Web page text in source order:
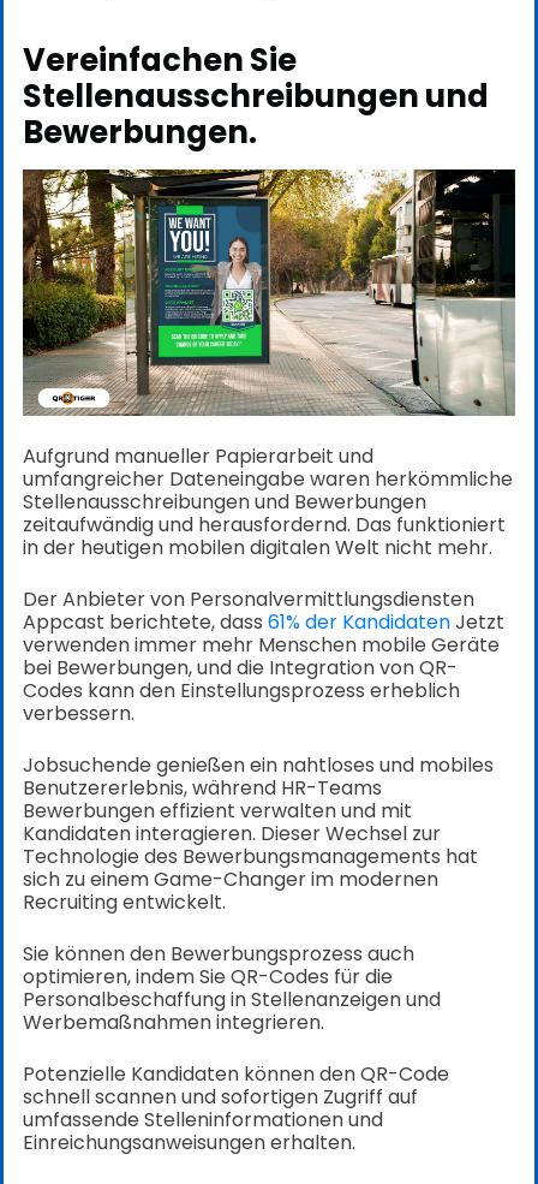
Vereinfachen Sie
Stellenausschreibungen und
Bewerbungen.
Aufgrund manueller Papierarbeit und
umfangreicher Dateneingabe waren herkömmliche
Stellenausschreibungen und Bewerbungen
zeitaufwändig und herausfordernd. Das funktioniert
in der heutigen mobilen digitalen Welt nicht mehr.
Der Anbieter von Personalvermittlungsdiensten
Appcast berichtete, dass 61% der KandidatenJetzt
verwenden immer mehr Menschen mobile Geräte
bei Bewerbungen, und die Integration von QR-
Codes kann den Einstellungsprozess erheblich
verbessern.
Jobsuchende genießen ein nahtloses und mobiles
Benutzererlebnis, während HR-Teams
Bewerbungen effizient verwalten und mit
Kandidaten interagieren. Dieser Wechsel zur
Technologie des Bewerbungsmanagements hat
sich zu einem Game-Changer im modernen
Recruiting entwickelt.
Sie können den Bewerbungsprozess auch
optimieren, indem Sie QR-Codes für die
Personalbeschaffung in Stellenanzeigen und
Werbemaßnahmen integrieren.
Potenzielle Kandidaten können den QR-Code
schnell scannen und sofortigen Zugriff auf
umfassende Stelleninformationen und
Einreichungsanweisungen erhalten.